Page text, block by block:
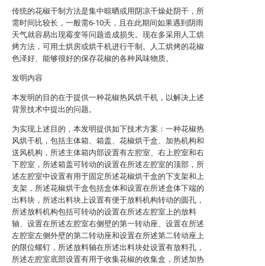
传统的花椒干制方法是集中晾晒或用阴凉干燥处阴干，所
需时间比较长，一般需6-10天，且在此期间如果遇到阴雨
天气就容易出现霉变等问题造成损失。现在多采用人工烘
烤方法，可用土烘房或烘干机进行干制。人工烘烤的花椒
色泽好、能够很好的保存花椒的各种风味物质。
发明内容
本发明的目的在于提供一种花椒热风烘干机，以解决上述
背景技术中提出的问题。
为实现上述目的，本发明提供如下技术方案：一种花椒热
风烘干机，包括主体箱、箱盖、花椒烘干盒、加热机构和
送风机构，所述主体箱内部设置有左腔室、右上腔室和右
下腔室，所述箱盖可转动的设置在所述左腔室的顶部，所
述左腔室中设置有用于固定所述花椒烘干盒的下支架和上
支架，所述花椒烘干盒包括盒体和设置在所述盒体下端的
出料块，所述出料块上设置有便于放料机构转动的圆孔，
所述放料机构包括可转动的设置在所述左腔室上的放料
轴、设置在所述左腔室右侧壁的第一转动座、设置在所述
左腔室左侧外壁的第二转动座和设置在所述第二转动座上
的限位螺钉，所述放料轴在所述出料块处设置有放料孔，
所述左腔室底部设置有用于收集花椒的收集盒，所述加热